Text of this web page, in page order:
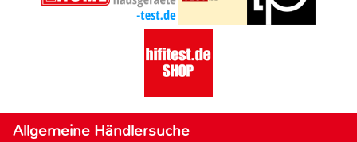
Allgemeine Händlersuche